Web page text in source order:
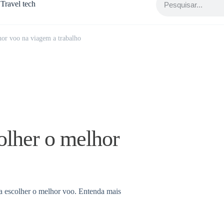
Travel tech
voo na viagem a trabalho
o melhor
escolher o melhor voo. Entenda mais